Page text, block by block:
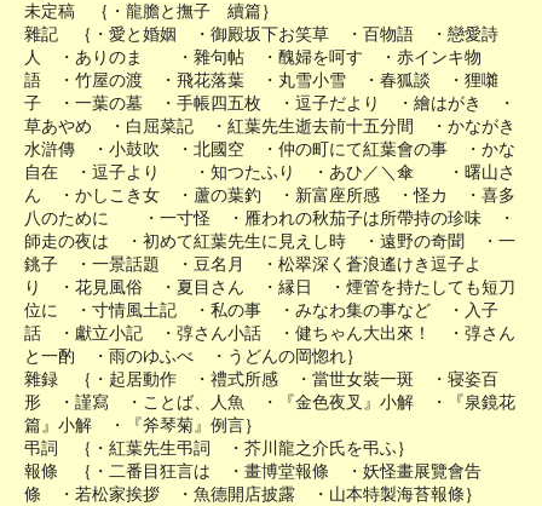
未定稿 ｛・龍膽と撫子 續篇｝
雜記 ｛・愛と婚姻 ・御殿坂下お笑草 ・百物語 ・戀愛詩
人 ・ありのまゝ ・雜句帖 ・醜婦を呵す ・赤インキ物
語 ・竹屋の渡 ・飛花落葉 ・丸雪小雪 ・春狐談 ・狸囃
子 ・一葉の墓 ・手帳四五枚 ・逗子だより ・繪はがき ・
草あやめ ・白屈菜記 ・紅葉先生逝去前十五分間 ・かながき
水滸傳 ・小鼓吹 ・北國空 ・仲の町にて紅葉會の事 ・かな
自在 ・逗子より ・知つたふり ・あひ／＼傘 ・曙山さ
ん ・かしこき女 ・蘆の葉釣 ・新富座所感 ・怪カ ・喜多
八のために ・一寸怪 ・雁われの秋茄子は所帶持の珍味 ・
師走の夜は ・初めて紅葉先生に見えし時 ・遠野の奇聞 ・一
銚子 ・一景話題 ・豆名月 ・松翠深く蒼浪遙けき逗子よ
り ・花見風俗 ・夏目さん ・縁日 ・煙管を持たしても短刀
位に ・寸情風土記 ・私の事 ・みなわ集の事など ・入子
話 ・獻立小記 ・弴さん小話 ・健ちゃん大出來！ ・弴さん
と一酌 ・雨のゆふべ ・うどんの岡惚れ｝
雜録 ｛・起居動作 ・禮式所感 ・當世女裝一斑 ・寝姿百
形 ・謹寫 ・ことば、人魚 ・『金色夜叉』小解 ・『泉鏡花
篇』小解 ・『斧琴菊』例言｝
弔詞 ｛・紅葉先生弔詞 ・芥川龍之介氏を弔ふ｝
報條 ｛・二番目狂言は ・畫博堂報條 ・妖怪畫展覽會告
條 ・若松家挨拶 ・魚德開店披露 ・山本特製海苔報條｝